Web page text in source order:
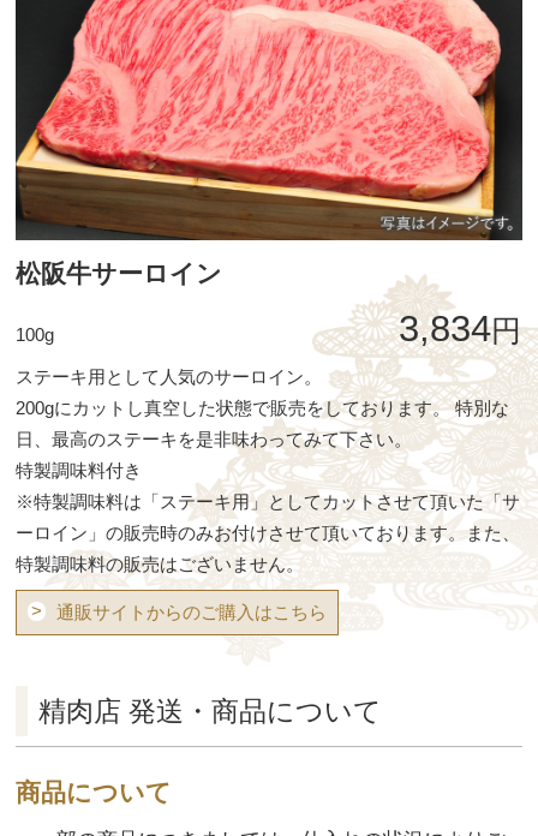
松阪牛サーロイン
100g 3,834円
ステーキ用として人気のサーロイン。
200gにカットし真空した状態で販売をしております。 特別な
日、最高のステーキを是非味わってみて下さい。
特製調味料付き
※特製調味料は「ステーキ用」としてカットさせて頂いた「サ
ーロイン」の販売時のみお付けさせて頂いております。また、
特製調味料の販売はございません。
> 通販サイトからのご購入はこちら
精肉店 発送・商品について
商品について